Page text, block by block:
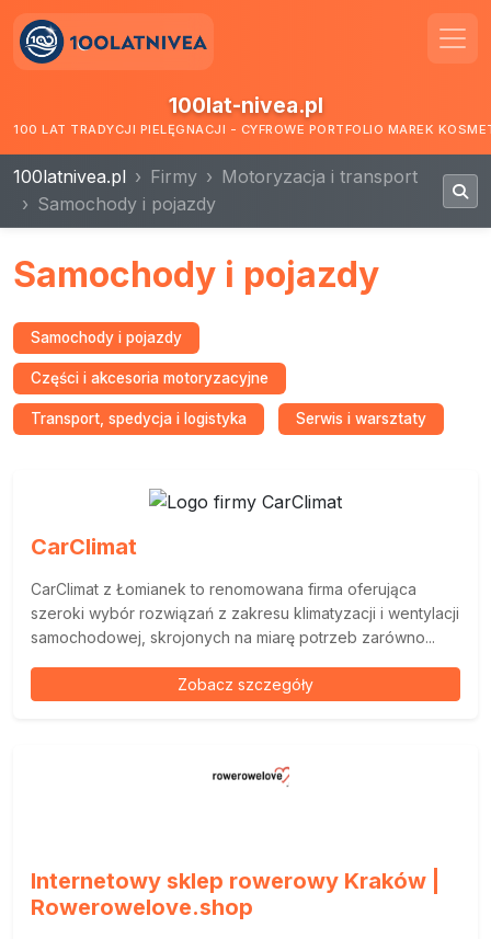
100lat-nivea.pl
100 LAT TRADYCJI PIELĘGNACJI - CYFROWE PORTFOLIO MAREK
100latnivea.pl Firmy
Motoryzacja i transport
Samochody i pojazdy
Samochody i pojazdy
Samochody i pojazdy
Części i akcesoria motoryzacyjne
Transport, spedycja i logistyka Serwis i warsztaty
CarClimat
CarClimat z Łomianek to renomowana firma oferująca
szeroki wybór rozwiązań z zakresu klimatyzacji i wentylacji
samochodowej, skrojonych na miarę potrzeb zarówno...
Zobacz szczegóły
Internetowy sklep rowerowy Kraków |
Rowerowelove.shop